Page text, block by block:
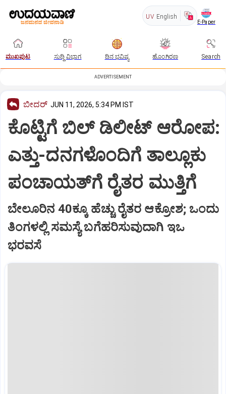
UV English
E-Paper
ಮುಖಪುಟ ಸುದ್ದಿ ವಿಭಾಗ ದಿನ ಭವಿಷ್ಯ ಹೊಂಗಿರಣ Search
ADVERTISEMENT
ಬೀದರ್ JUN 11, 2026, 5:34 PM IST
ಕೊಟ್ಟಿಗೆ ಬಿಲ್ ಡಿಲೀಟ್ ಆರೋಪ:
ಎತ್ತು-ದನಗಳೊಂದಿಗೆ ತಾಲ್ಲೂಕು
ಪಂಚಾಯತ್‌ಗೆ ರೈತರ ಮುತ್ತಿಗೆ
ಬೇಲೂರಿನ 40ಕ್ಕೂ ಹೆಚ್ಚು ರೈತರ ಆಕ್ರೋಶ; ಒಂದು
ತಿಂಗಳಲ್ಲಿ ಸಮಸ್ಯೆ ಬಗೆಹರಿಸುವುದಾಗಿ ಇಒ
ಭರವಸೆ